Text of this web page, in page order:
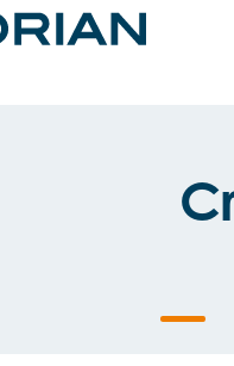
naar de